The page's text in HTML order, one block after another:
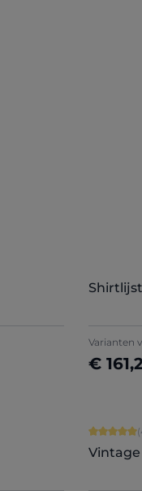
Shirtlijst
Varianten
€ Details